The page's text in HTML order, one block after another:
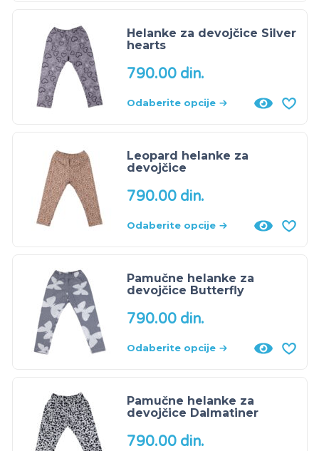
Helanke za devojčice Silver
hearts
790.00 din.
Odaberite opcije
Leopard helanke za
devojčice
790.00 din.
Odaberite opcije
Pamučne helanke za
devojčice Butterfly
790.00 din.
Odaberite opcije
Pamučne helanke za
devojčice Dalmatiner
790.00 din.